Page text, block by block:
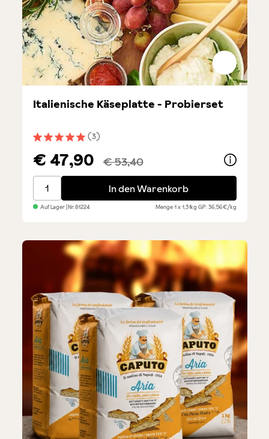
Durchschnittliche Bewertung von 5 von 5 Sternen
(3)
Italienische Käseplatte - Probierset
€ 47,90 € 53,40
Italienische Käseplatte - Probierset
In den Warenkorb
Auf Lager| Nr.81224 Menge1 x 1,31kgGP: 36,56€/kg